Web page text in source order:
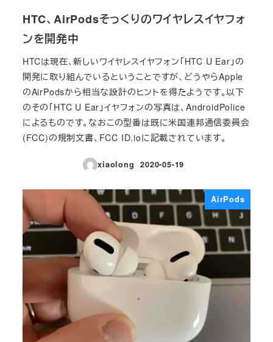
HTC、AirPodsそっくりのワイヤレスイヤフォ
ンを開発中
HTCは現在、新しいワイヤレスイヤフォン「HTC U Ear」の
開発に取り組んでいるということですが、どうやらApple
のAirPodsから相当な設計のヒントを得たようです。以下
のその「HTC U Ear」イヤフォンの写真は、AndroidPolice
によるものです。なおこの型番は既に米国連邦通信委員会
(FCC)の規制文書、FCC ID.ioに記載されています。
xiaolong
投稿日
2020-05-19
AirPods